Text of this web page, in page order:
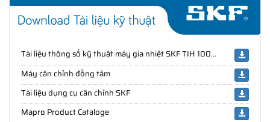
SKF Ngọc Anh - Phân phối uỷ quyền các sản phẩm SKF chính
hãng ®
Website:NGOCANH.COM
Tài liệu thông số kỹ thuật máy gia nhiệt SKF TIH 100M/230V
Máy căn chỉnh đồng tâm
Tài liệu dụng cụ căn chỉnh SKF
Mapro Product Cataloge